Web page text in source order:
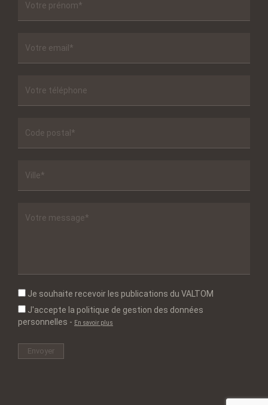
Je souhaite recevoir les publications du VALTOM
J'accepte la politique de gestion des données
personnelles - En savoir plus